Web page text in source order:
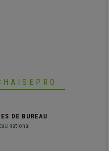
DE BUREAU
national